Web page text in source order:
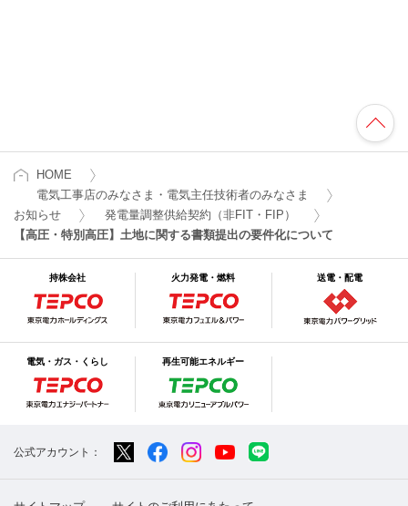
HOME
電気工事店のみなさま・電気主任技術者のみなさま
お知らせ
発電量調整供給契約（非FIT・FIP）
【高圧・特別高圧】土地に関する書類提出の要件化について
持株会社 火力発電・燃料 送電・配電
電気・ガス・くらし 再生可能エネルギー
公式アカウント：